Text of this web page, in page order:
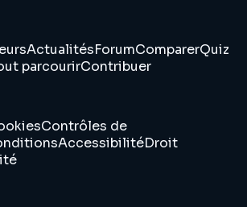
ActualitésForumComparerQuiz
parcourirContribuer
Contrôles de
AccessibilitéDroit